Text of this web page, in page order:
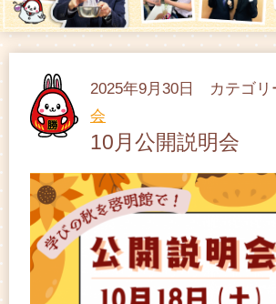
2025年9月30日 カテゴリ
会
10月公開説明会